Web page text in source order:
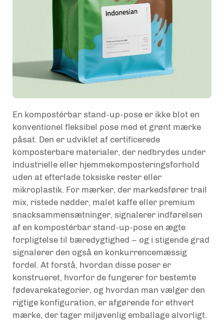
En kompostérbar stand-up-pose er ikke blot en
konventionel fleksibel pose med et grønt mærke
påsat. Den er udviklet af certificerede
komposterbare materialer, der nedbrydes under
industrielle eller hjemmekomposteringsforhold
uden at efterlade toksiske rester eller
mikroplastik. For mærker, der markedsfører trail
mix, ristede nødder, malet kaffe eller premium
snacksammensætninger, signalerer indførelsen
af en kompostérbar stand-up-pose en ægte
forpligtelse til bæredygtighed – og i stigende grad
signalerer den også en konkurrencemæssig
fordel. At forstå, hvordan disse poser er
konstrueret, hvorfor de fungerer for bestemte
fødevarekategorier, og hvordan man vælger den
rigtige konfiguration, er afgørende for ethvert
mærke, der tager miljøvenlig emballage alvorligt.